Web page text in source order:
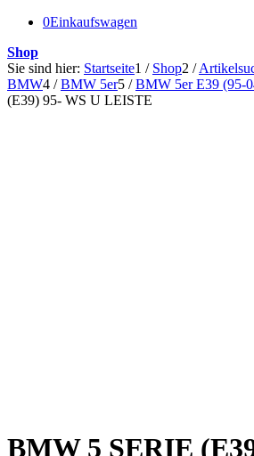
0Einkaufswagen
Shop
Sie sind hier: Startseite1 / Shop2 /
BMW4 / BMW 5er5 / BMW 5er E39 (95-
(E39) 95- WS U LEISTE
BMW 5 SERIE